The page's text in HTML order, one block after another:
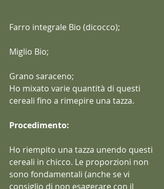
Farro integrale Bio (dicocco);
Miglio Bio;
Grano saraceno;
Ho mixato varie quantità di questi
cereali fino a rimepire una tazza.
Procedimento:
Ho riempito una tazza unendo questi
cereali in chicco. Le proporzioni non
sono fondamentali (anche se vi
consiglio di non esagerare con il